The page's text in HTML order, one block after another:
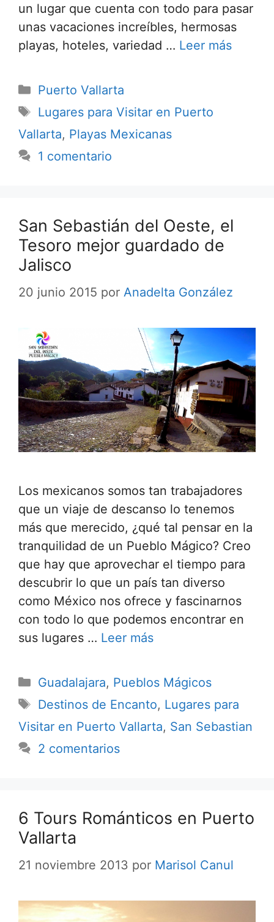
un lugar que cuenta con todo para pasar
unas vacaciones increíbles, hermosas
playas, hoteles, variedad … Leer más
Categorías
Puerto Vallarta
Etiquetas
Lugares para Visitar en Puerto
Vallarta, Playas Mexicanas
1 comentario
San Sebastián del Oeste, el
Tesoro mejor guardado de
Jalisco
20 junio 2015 por Anadelta González
Los mexicanos somos tan trabajadores
que un viaje de descanso lo tenemos
más que merecido, ¿qué tal pensar en la
tranquilidad de un Pueblo Mágico? Creo
que hay que aprovechar el tiempo para
descubrir lo que un país tan diverso
como México nos ofrece y fascinarnos
con todo lo que podemos encontrar en
sus lugares … Leer más
Categorías
Guadalajara, Pueblos Mágicos
Etiquetas
Destinos de Encanto, Lugares para
Visitar en Puerto Vallarta, San Sebastian
2 comentarios
6 Tours Románticos en Puerto
Vallarta
21 noviembre 2013 por Marisol Canul